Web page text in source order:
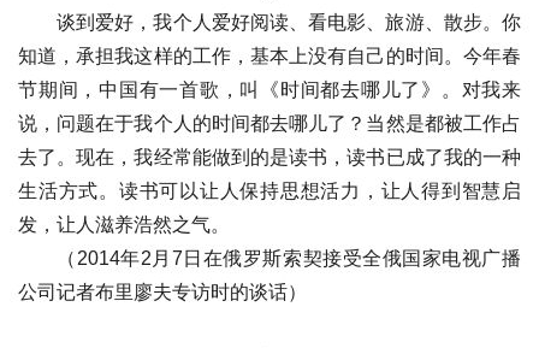
谈到爱好，我个人爱好阅读、看电影、旅游、散步。你
知道，承担我这样的工作，基本上没有自己的时间。今年春
节期间，中国有一首歌，叫《时间都去哪儿了》。对我来
说，问题在于我个人的时间都去哪儿了？当然是都被工作占
去了。现在，我经常能做到的是读书，读书已成了我的一种
生活方式。读书可以让人保持思想活力，让人得到智慧启
发，让人滋养浩然之气。
（2014年2月7日在俄罗斯索契接受全俄国家电视广播
公司记者布里廖夫专访时的谈话）